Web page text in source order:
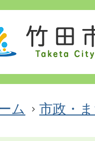
ム 市政・